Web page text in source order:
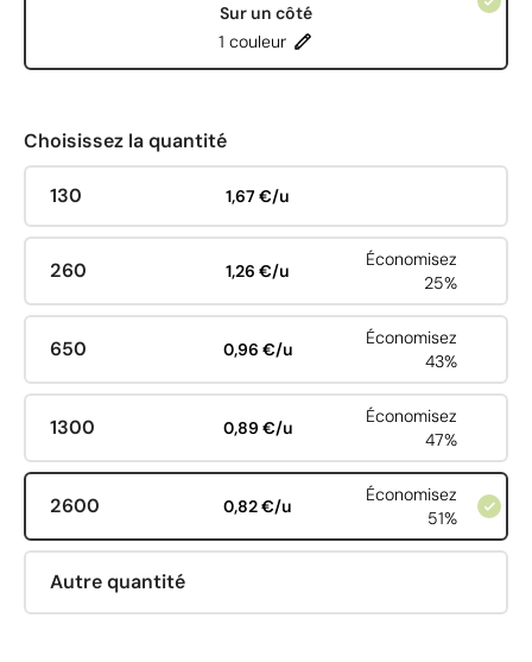
Sur un côté
1 couleur
Choisissez la quantité
130 1,67 €/u
260 1,26 €/u
Économisez
25%
650 0,96 €/u
Économisez
43%
1300 0,89 €/u
Économisez
47%
2600 0,82 €/u
Économisez
51%
Autre quantité